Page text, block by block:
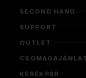
SECOND HAND
SUPPORT
OUTLET
KERÉKPÁR